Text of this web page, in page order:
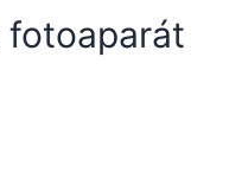
fotoaparát